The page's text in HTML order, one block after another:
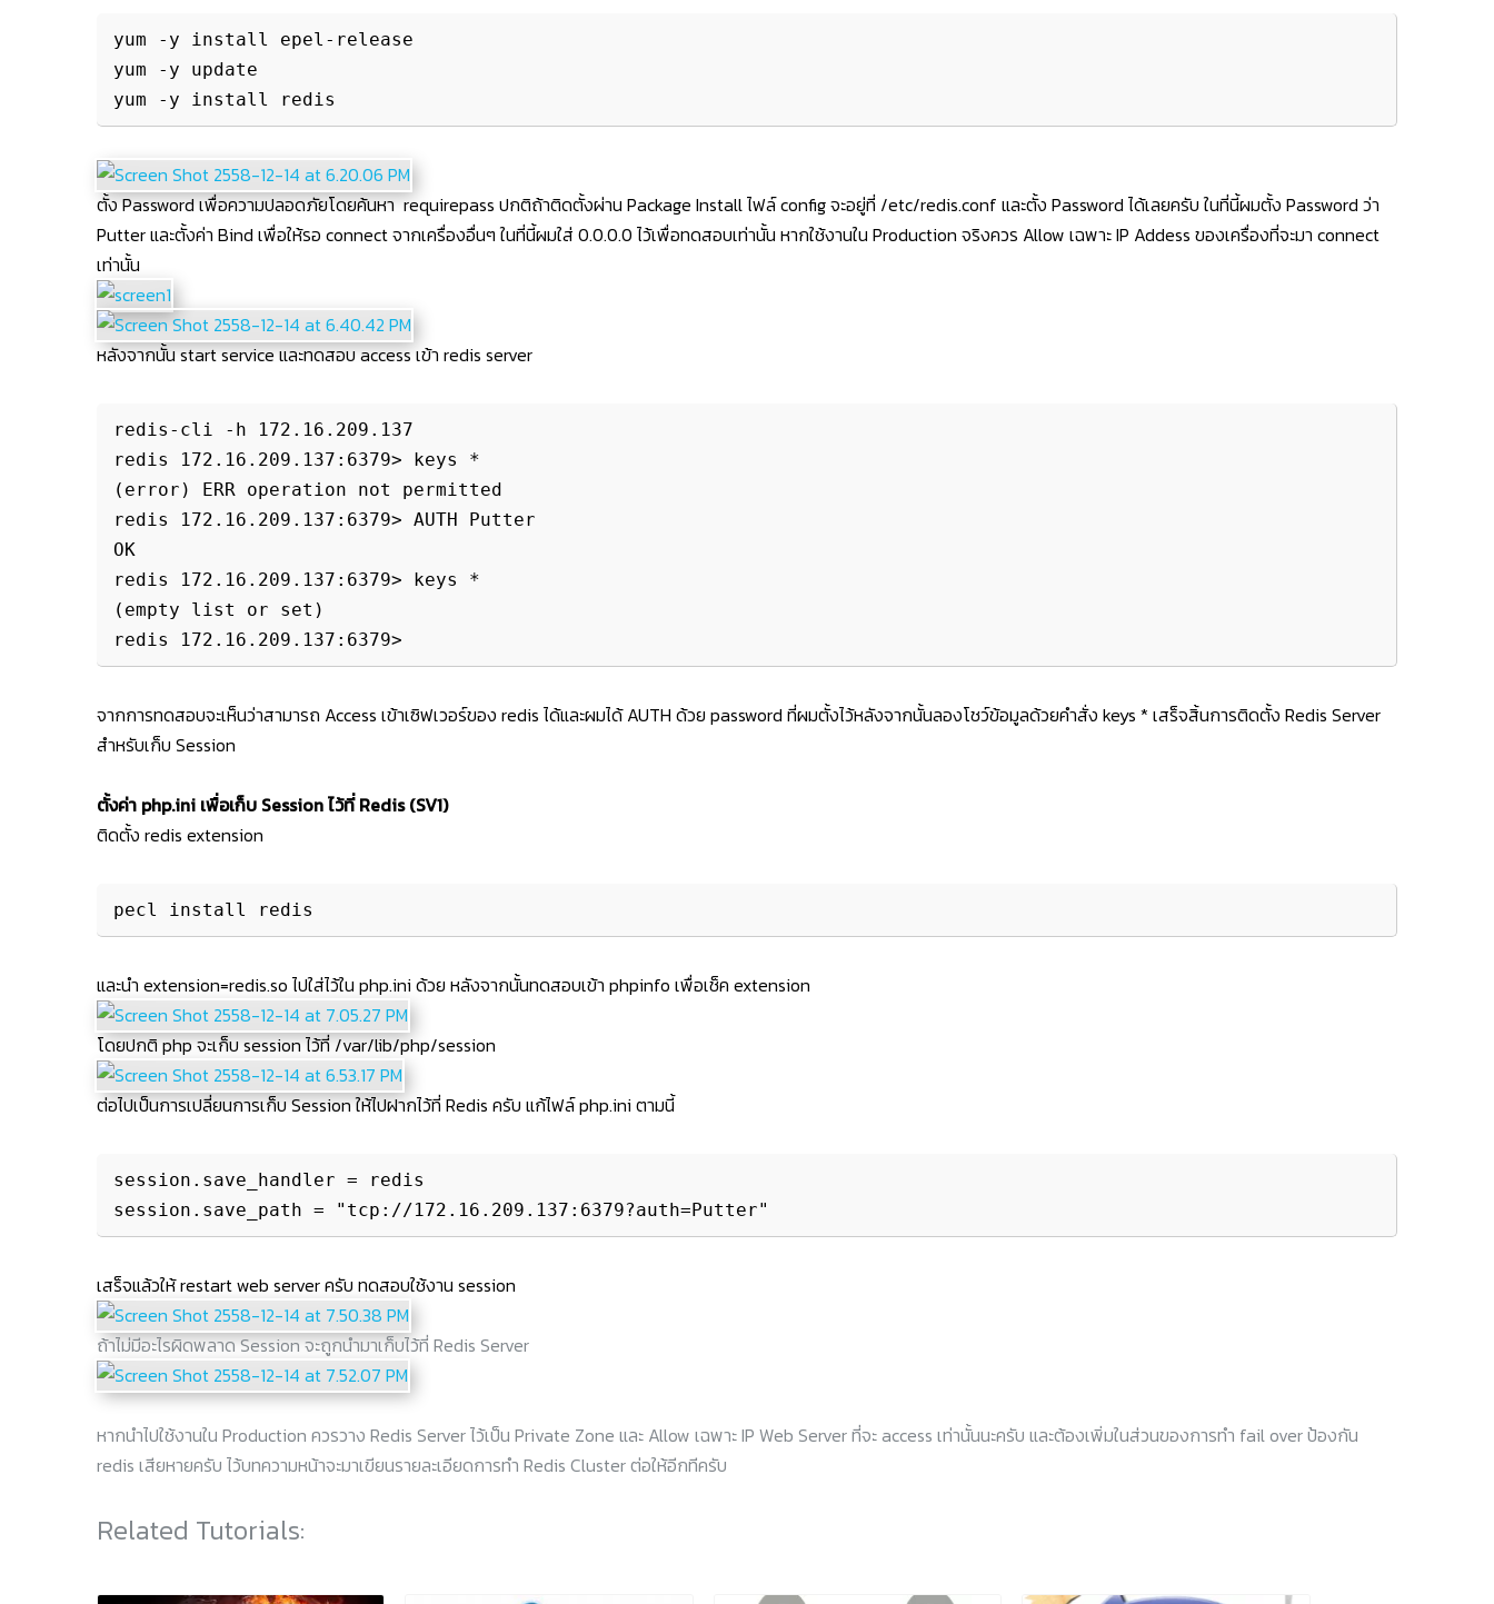
yum -y install epel-release
yum -y update
ตั้ง Password เพื่อความปลอดภัยโดยค้นหาrequirepass ปกติถ้าติดตั้งผ่าน Package Install ไฟล์ config จะอยู่ที่ /etc/redis.conf และตั้ง Password ได้เลยครับ ในที่นี้ผมตั้ง Password ว่า
Putter และตั้งค่า Bind เพื่อให้รอ connect จากเครื่องอื่นๆ ในที่นี้ผมใส่ 0.0.0.0 ไว้เพื่อทดสอบเท่านั้น หากใช้งานใน Production จริงควร Allow เฉพาะ IP Addess ของเครื่องที่จะมา connect
เท่านั้น
หลังจากนั้น start service และทดสอบ access เข้า redis server
redis-cli -h 172.16.209.137
redis 172.16.209.137:6379> keys *
(error) ERR operation not permitted
redis 172.16.209.137:6379> AUTH Putter
OK
redis 172.16.209.137:6379> keys *
(empty list or set)
จากการทดสอบจะเห็นว่าสามารถ Access เข้าเซิฟเวอร์ของ redis ได้และผมได้ AUTH ด้วย password ที่ผมตั้งไว้หลังจากนั้นลองโชว์ข้อมูลด้วยคำสั่ง keys * เสร็จสิ้นการติดตั้ง Redis Server
สำหรับเก็บ Session
ตั้งค่า php.ini เพื่อเก็บ Session ไว้ที่ Redis(SV1)
ติดตั้ง redis extension
pecl install redis
และนำ extension=redis.so ไปใส่ไว้ใน php.ini ด้วย หลังจากนั้นทดสอบเข้า phpinfo เพื่อเช็ค extension
โดยปกติ php จะเก็บ session ไว้ที่ /var/lib/php/session
ต่อไปเป็นการเปลี่ยนการเก็บ Session ให้ไปฝากไว้ที่ Redis ครับ แก้ไฟล์ php.ini ตามนี้
session.save_handler = redis
เสร็จแล้วให้ restart web server ครับ ทดสอบใช้งาน session
ถ้าไม่มีอะไรผิดพลาด Session จะถูกนำมาเก็บไว้ที่ Redis Server
หากนำไปใช้งานใน Production ควรวาง Redis Server ไว้เป็น Private Zone และ Allow เฉพาะ IP Web Server ที่จะ access เท่านั้นนะครับ และต้องเพิ่มในส่วนของการทำ fail over ป้องกัน
redis เสียหายครับ ไว้บทความหน้าจะมาเขียนรายละเอียดการทำ Redis Cluster ต่อให้อีกทีครับ
Related Tutorials: